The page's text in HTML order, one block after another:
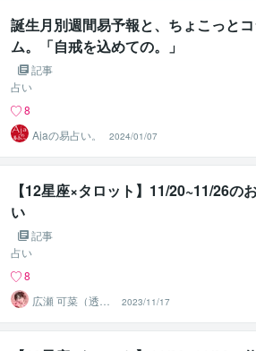
誕生月別週間易予報と、ちょこっと
ム。「自戒を込めての。」
記事
占い
8
Ajaの易占い。
2024/01/07
【12星座×タロット】11/20~11/26の
い
記事
占い
8
広瀬 可菜（透視
タロット⭐占い
師）
2023/11/17